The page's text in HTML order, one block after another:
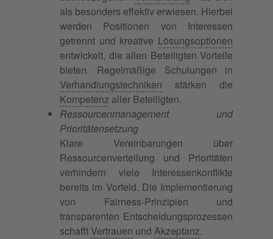
als besonders effektiv erwiesen. Hierbei
werden Positionen von Interessen
getrennt und kreative Lösungsoptionen
entwickelt, die allen Beteiligten Vorteile
bieten. Regelmäßige Schulungen in
Verhandlungstechniken stärken die
Kompetenz aller Beteiligten.
Ressourcenmanagement und
Prioritätensetzung
Klare Vereinbarungen über
Ressourcenverteilung und Prioritäten
verhindern viele Interessenkonflikte
bereits im Vorfeld. Die Implementierung
von Fairness-Prinzipien und
transparenten Entscheidungsprozessen
schafft Vertrauen und Akzeptanz.